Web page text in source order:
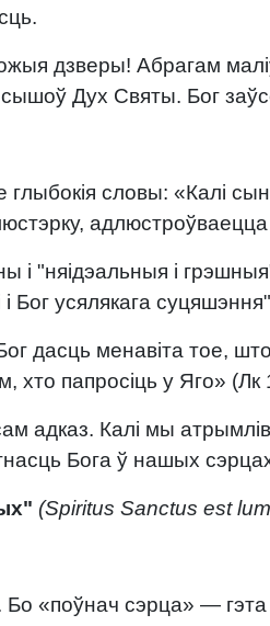
дзверы! Абрагам
Дух Святы. Бог
словы: «Калі
і
Бог усялякага
дасць менавіта тое,
папросіць у Яго» (Лк
адказ. Калі мы
Бога ў нашых
(Spiritus Sanctus est
Бо «поўнач сэрца» —